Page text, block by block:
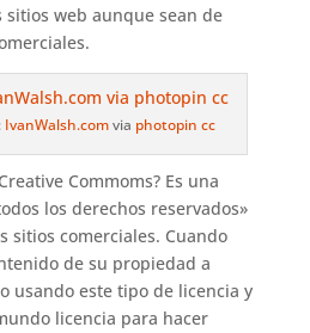
web aunque sean de
IvanWalsh.comvia photopin cc
Commoms? Es una
los derechos reservados»
sitios comerciales. Cuando
de su propiedad a
usando este tipo de licencia y
licencia para hacer